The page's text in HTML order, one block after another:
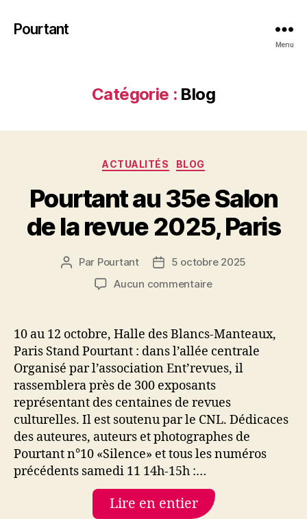
Pourtant
Menu
Catégorie : Blog
Catégories
ACTUALITÉS BLOG
Pourtant au 35e Salon
de la revue 2025, Paris
Auteur
l’article
Par Pourtant
Date5 octobre 2025
Aucun commentairesur
35e
de
la
revue
2025,
Paris
10 au 12 octobre, Halle des Blancs-Manteaux,
Paris Stand Pourtant : dans l’allée centrale
Organisé par l’association Ent’revues, il
rassemblera près de 300 exposants
représentant des centaines de revues
culturelles. Il est soutenu par le CNL. Dédicaces
des auteures, auteurs et photographes de
Pourtant n°10 «Silence» et tous les numéros
précédents samedi 11 14h-15h :…
Lire en entier